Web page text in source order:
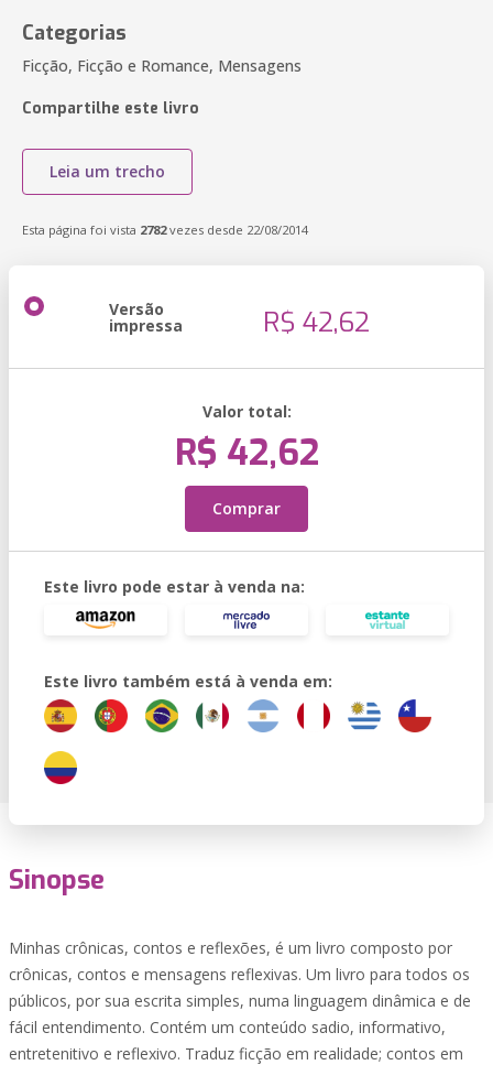
Categorias
Ficção, Ficção e Romance, Mensagens
Compartilhe este livro
Leia um trecho
Esta página foi vista 2782vezes desde 22/08/2014
Versão
impressa R$ 42,62
Valor total:
R$ 42,62
Comprar
Este livro pode estar à venda na:
Este livro também está à venda em:
Sinopse
Minhas crônicas, contos e reflexões, é um livro composto por
crônicas, contos e mensagens reflexivas. Um livro para todos os
públicos, por sua escrita simples, numa linguagem dinâmica e de
fácil entendimento. Contém um conteúdo sadio, informativo,
entretenitivo e reflexivo. Traduz ficção em realidade; contos em